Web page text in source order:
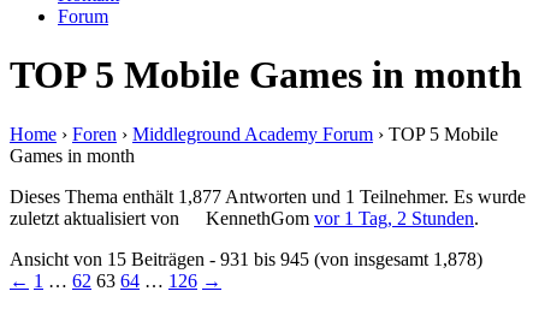
Forum
TOP 5 Mobile Games in month
Home › Foren › Middleground Academy Forum › TOP 5 Mobile
Games in month
Dieses Thema enthält 1,877 Antworten und 1 Teilnehmer. Es wurde
zuletzt aktualisiert von
KennethGom vor 1 Tag, 2 Stunden.
Ansicht von 15 Beiträgen - 931 bis 945 (von insgesamt 1,878)
← 1 … 62 63 64 … 126 →